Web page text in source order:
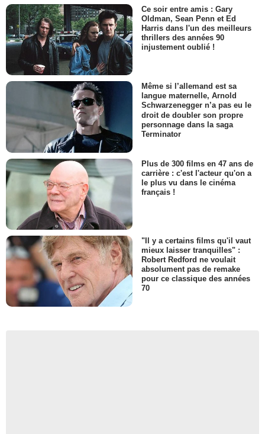
Ce soir entre amis : Gary
Oldman, Sean Penn et Ed
Harris dans l'un des meilleurs
thrillers des années 90
injustement oublié !
Même si l’allemand est sa
langue maternelle, Arnold
Schwarzenegger n’a pas eu le
droit de doubler son propre
personnage dans la saga
Terminator
Plus de 300 films en 47 ans de
carrière : c'est l'acteur qu'on a
le plus vu dans le cinéma
français !
"Il y a certains films qu'il vaut
mieux laisser tranquilles" :
Robert Redford ne voulait
absolument pas de remake
pour ce classique des années
70